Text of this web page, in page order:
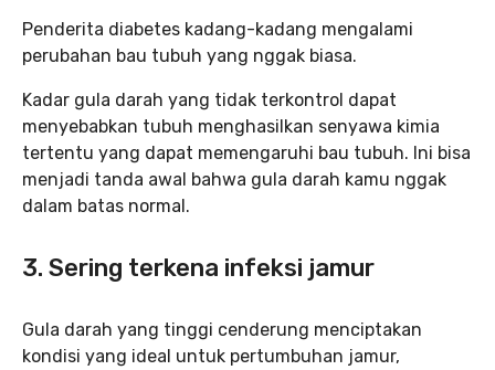
Penderita diabetes kadang-kadang mengalami
perubahan bau tubuh yang nggak biasa.
Kadar gula darah yang tidak terkontrol dapat
menyebabkan tubuh menghasilkan senyawa kimia
tertentu yang dapat memengaruhi bau tubuh. Ini bisa
menjadi tanda awal bahwa gula darah kamu nggak
dalam batas normal.
3. Sering terkena infeksi jamur
Gula darah yang tinggi cenderung menciptakan
kondisi yang ideal untuk pertumbuhan jamur,